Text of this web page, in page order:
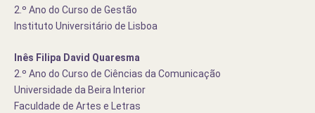
2.º Ano do Curso de Gestão
Instituto Universitário de Lisboa
Inês Filipa David Quaresma
2.º Ano do Curso de Ciências da Comunicação
Universidade da Beira Interior
Faculdade de Artes e Letras